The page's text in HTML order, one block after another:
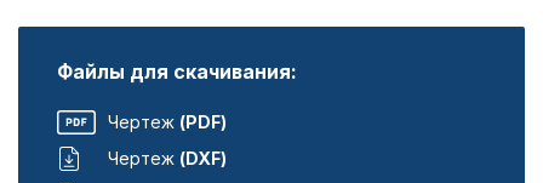
Файлы для скачивания:
Чертеж (PDF)
Чертеж (DXF)